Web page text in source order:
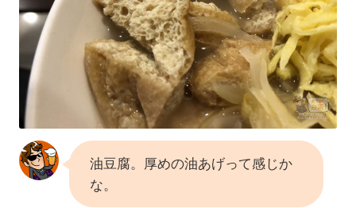
油豆腐。厚めの油あげって感じか
な。